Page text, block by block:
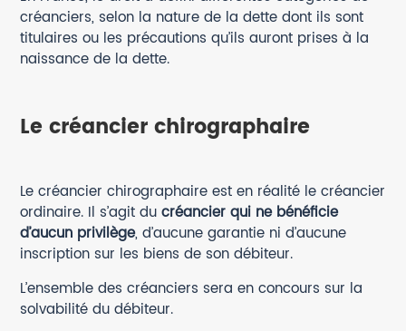
créanciers, selon la nature de la dette dont ils sont
titulaires ou les précautions qu’ils auront prises à la
naissance de la dette.
Le créancier chirographaire
Le créancier chirographaire est en réalité le créancier
ordinaire. Il s’agit ducréancier qui ne bénéficie
d’aucun privilège, d’aucune garantie ni d’aucune
inscription sur les biens de son débiteur.
L’ensemble des créanciers sera en concours sur la
solvabilité du débiteur.